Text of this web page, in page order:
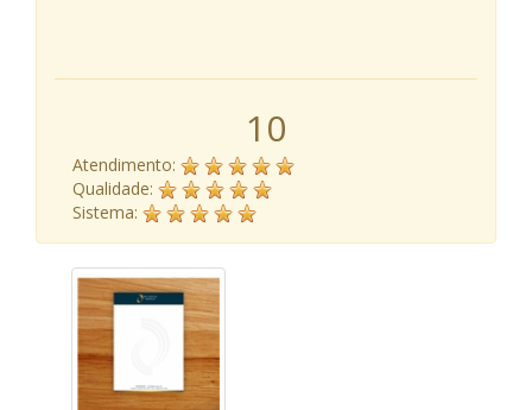
10
Atendimento:
Qualidade:
Sistema: